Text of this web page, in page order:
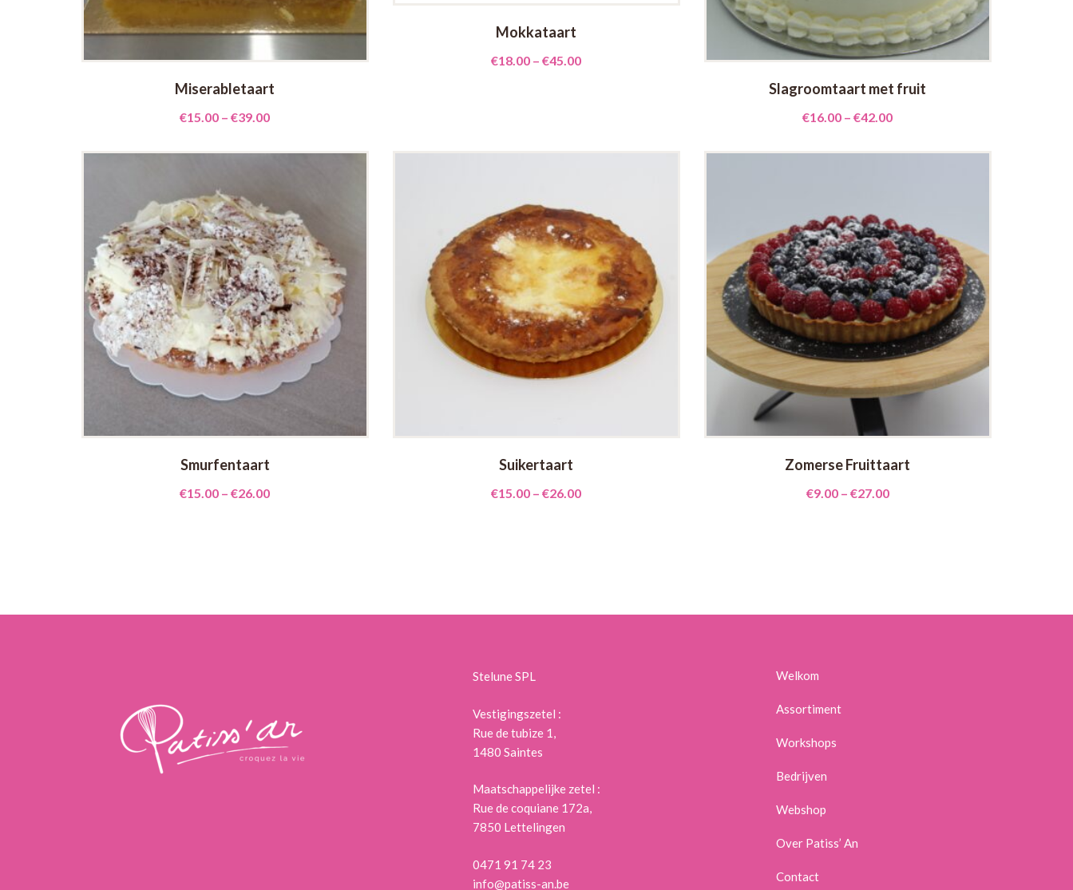
Miserabletaart
€15.00 –€39.00
Mokkataart
€18.00 –€45.00
Slagroomtaart met fruit
€16.00 –€42.00
Smurfentaart
€15.00 –€26.00
Suikertaart
€15.00 –€26.00
Zomerse Fruittaart
€9.00– €27.00
Stelune SPL
Vestigingszetel :
Rue de tubize 1,
1480 Saintes
Maatschappelijke zetel :
Rue de coquiane 172a,
7850 Lettelingen
0471 91 74 23
info@patiss-an.be
Welkom
Assortiment
Workshops
Bedrijven
Webshop
Over Patiss’ An
Contact